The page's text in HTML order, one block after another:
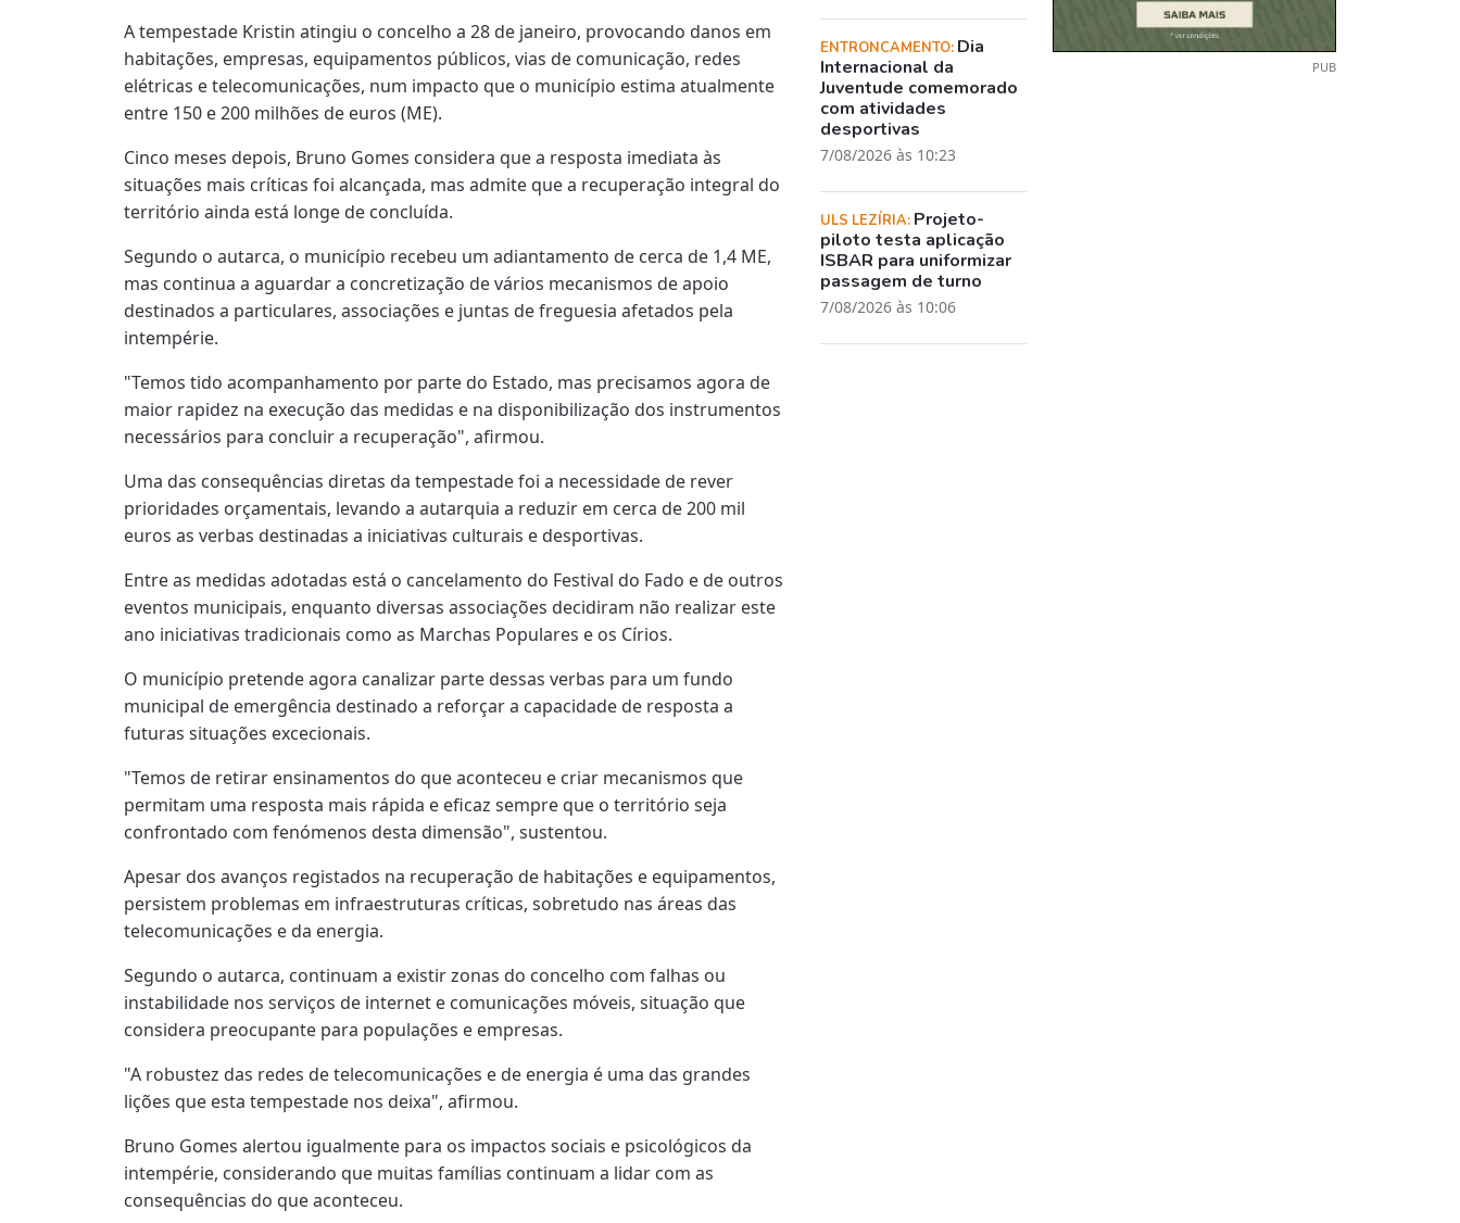
A tempestade Kristin atingiu o concelho a 28 de janeiro, provocando danos em
habitações, empresas, equipamentos públicos, vias de comunicação, redes
elétricas e telecomunicações, num impacto que o município estima atualmente
entre 150 e 200 milhões de euros (ME).
Cinco meses depois, Bruno Gomes considera que a resposta imediata às
situações mais críticas foi alcançada, mas admite que a recuperação integral do
território ainda está longe de concluída.
Segundo o autarca, o município recebeu um adiantamento de cerca de 1,4 ME,
mas continua a aguardar a concretização de vários mecanismos de apoio
destinados a particulares, associações e juntas de freguesia afetados pela
intempérie.
"Temos tido acompanhamento por parte do Estado, mas precisamos agora de
maior rapidez na execução das medidas e na disponibilização dos instrumentos
necessários para concluir a recuperação", afirmou.
Uma das consequências diretas da tempestade foi a necessidade de rever
prioridades orçamentais, levando a autarquia a reduzir em cerca de 200 mil
euros as verbas destinadas a iniciativas culturais e desportivas.
Entre as medidas adotadas está o cancelamento do Festival do Fado e de outros
eventos municipais, enquanto diversas associações decidiram não realizar este
ano iniciativas tradicionais como as Marchas Populares e os Círios.
O município pretende agora canalizar parte dessas verbas para um fundo
municipal de emergência destinado a reforçar a capacidade de resposta a
futuras situações excecionais.
"Temos de retirar ensinamentos do que aconteceu e criar mecanismos que
permitam uma resposta mais rápida e eficaz sempre que o território seja
confrontado com fenómenos desta dimensão", sustentou.
Apesar dos avanços registados na recuperação de habitações e equipamentos,
persistem problemas em infraestruturas críticas, sobretudo nas áreas das
telecomunicações e da energia.
Segundo o autarca, continuam a existir zonas do concelho com falhas ou
instabilidade nos serviços de internet e comunicações móveis, situação que
considera preocupante para populações e empresas.
"A robustez das redes de telecomunicações e de energia é uma das grandes
lições que esta tempestade nos deixa", afirmou.
Bruno Gomes alertou igualmente para os impactos sociais e psicológicos da
intempérie, considerando que muitas famílias continuam a lidar com as
consequências do que aconteceu.
ENTRONCAMENTO: Dia
Internacional da
Juventude comemorado
com atividades
desportivas
7/08/2026 às 10:23
ULS LEZÍRIA: Projeto-
piloto testa aplicação
ISBAR para uniformizar
passagem de turno
7/08/2026 às 10:06
PUB